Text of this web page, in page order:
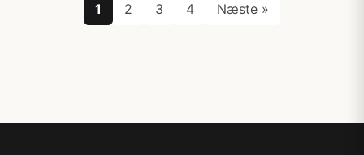
1 2 3 4 Næste »